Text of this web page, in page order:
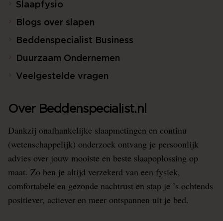
Slaapfysio
Blogs over slapen
Beddenspecialist Business
Duurzaam Ondernemen
Veelgestelde vragen
Over Beddenspecialist.nl
Dankzij onafhankelijke slaapmetingen en continu
(wetenschappelijk) onderzoek ontvang je persoonlijk
advies over jouw mooiste en beste slaapoplossing op
maat. Zo ben je altijd verzekerd van een fysiek,
comfortabele en gezonde nachtrust en stap je ’s ochtends
positiever, actiever en meer ontspannen uit je bed.